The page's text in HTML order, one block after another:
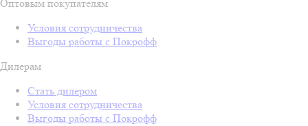
Оптовым покупателям
Условия сотрудничества
Выгоды работы с Покрофф
Дилерам
Стать дилером
Условия сотрудничества
Выгоды работы с Покрофф